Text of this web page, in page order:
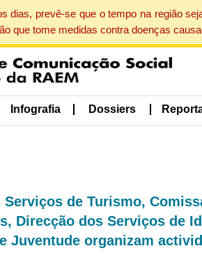
dias, prevê-se que o tempo na região
que tome medidas contra doenças
Infografia Dossiers
de Turismo,
Direcção dos Serviços de
Juventude organizam